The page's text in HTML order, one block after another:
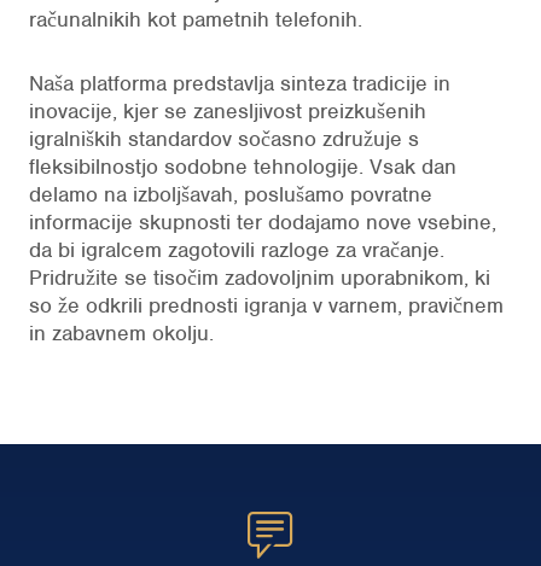
računalnikih kot pametnih telefonih.
Naša platforma predstavlja sinteza tradicije in
inovacije, kjer se zanesljivost preizkušenih
igralniških standardov sočasno združuje s
fleksibilnostjo sodobne tehnologije. Vsak dan
delamo na izboljšavah, poslušamo povratne
informacije skupnosti ter dodajamo nove vsebine,
da bi igralcem zagotovili razloge za vračanje.
Pridružite se tisočim zadovoljnim uporabnikom, ki
so že odkrili prednosti igranja v varnem, pravičnem
in zabavnem okolju.